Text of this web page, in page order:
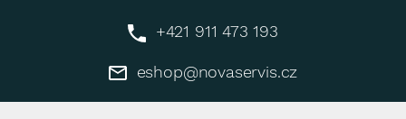
+421 911 473 193
eshop@novaservis.cz